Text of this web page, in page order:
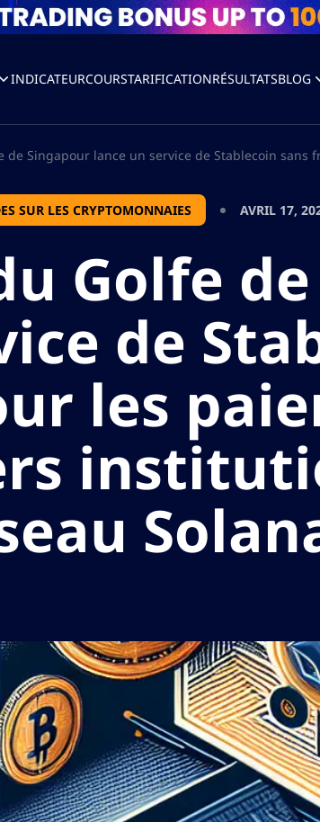
INDICATEURCOURSTARIFICATIONRÉSULTATSBLOG
de Singapour lance un service de Stablecoin
SUR LES CRYPTOMONNAIES AVRIL 17,
Golfe
de
les